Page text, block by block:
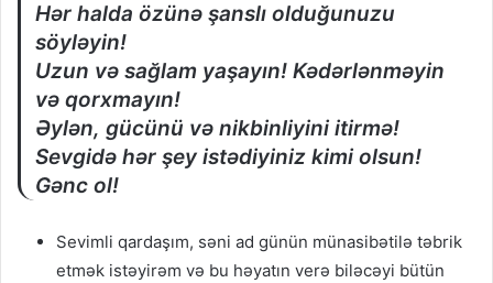
Hər halda özünə şanslı olduğunuzu
söyləyin!
Uzun və sağlam yaşayın! Kədərlənməyin
və qorxmayın!
Əylən, gücünü və nikbinliyini itirmə!
Sevgidə hər şey istədiyiniz kimi olsun!
Gənc ol!
Sevimli qardaşım, səni ad günün münasibətilə təbrik
etmək istəyirəm və bu həyatın verə biləcəyi bütün